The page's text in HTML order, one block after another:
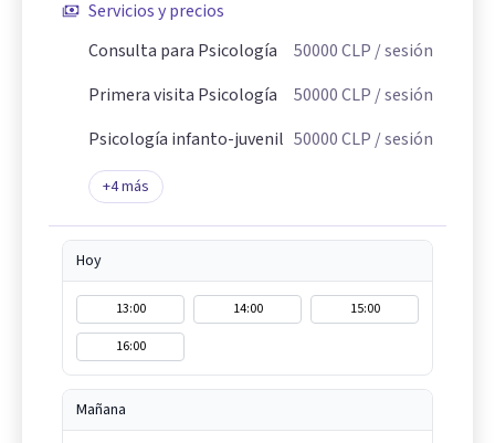
Servicios y precios
Consulta para Psicología
50000CLP / sesión
Primera visita Psicología
50000CLP / sesión
Psicología infanto-juvenil 50000CLP / sesión
+4más
Hoy
13:00 14:00
15:00
16:00
Mañana